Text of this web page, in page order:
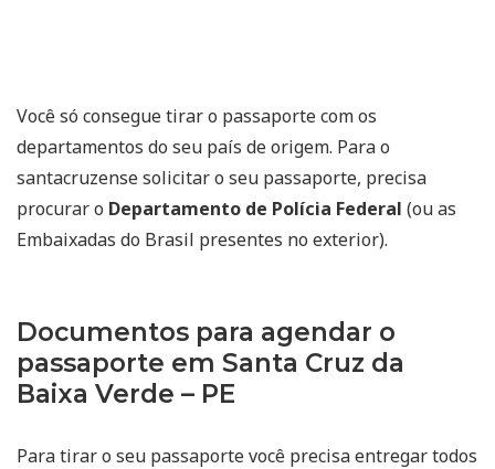
Você só consegue tirar o passaporte com os
departamentos do seu país de origem. Para o
santacruzense solicitar o seu passaporte, precisa
procurar o Departamento de Polícia Federal (ou as
Embaixadas do Brasil presentes no exterior).
Documentos para agendar o
passaporte em Santa Cruz da
Baixa Verde – PE
Para tirar o seu passaporte você precisa entregar todos